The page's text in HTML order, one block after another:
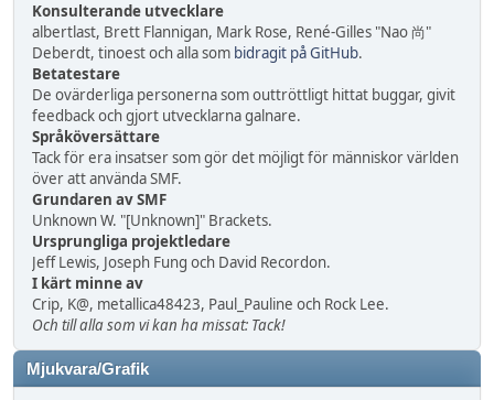
Konsulterande utvecklare
albertlast, Brett Flannigan, Mark Rose, René-Gilles "Nao 尚"
Deberdt, tinoest och alla som bidragit på GitHub.
Betatestare
De ovärderliga personerna som outtröttligt hittat buggar, givit
feedback och gjort utvecklarna galnare.
Språköversättare
Tack för era insatser som gör det möjligt för människor världen
över att använda SMF.
Grundaren av SMF
Unknown W. "[Unknown]" Brackets.
Ursprungliga projektledare
Jeff Lewis, Joseph Fung och David Recordon.
I kärt minne av
Crip, K@, metallica48423, Paul_Pauline och Rock Lee.
Och till alla som vi kan ha missat: Tack!
Mjukvara/Grafik